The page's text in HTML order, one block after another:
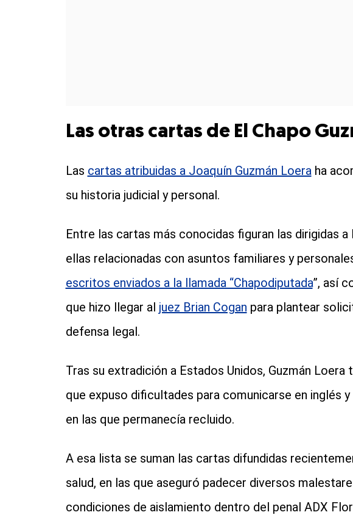
Las otras cartas de El Chapo
Las cartas atribuidas a Joaquín Guzmán Loeraha
su historia judicial y personal.
Entre las cartas más conocidas figuran las dirigidas a
ellas relacionadas con asuntos familiares y
escritos enviados a la llamada “Chapodiputada”, así
que hizo llegar al juez Brian Cogan para plantear
defensa legal.
Tras su extradición a Estados Unidos, Guzmán Loera
que expuso dificultades para comunicarse en inglés
en las que permanecía recluido.
A esa lista se suman las cartas difundidas
salud, en las que aseguró padecer diversos
condiciones de aislamiento dentro del penal ADX